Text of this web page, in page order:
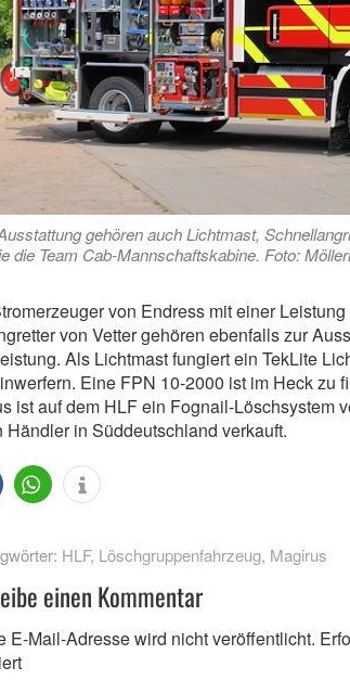
gehören auch Lichtmast,
die Team Cab-Mannschaftskabine. Foto:
von Endress mit einer
von Vetter gehören ebenfalls zur
Als Lichtmast fungiert ein TekLite
Eine FPN 10-2000 ist im Heck zu
ist auf dem HLF ein Fognail-Löschsystem
Händler in Süddeutschland verkauft.
HLF, Löschgruppenfahrzeug, Magirus
einen Kommentar
E-Mail-Adresse wird nicht veröffentlicht.